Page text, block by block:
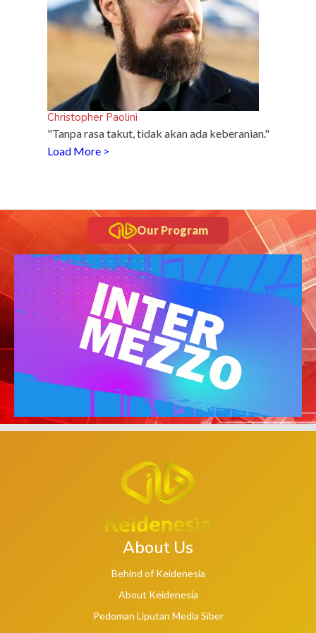
Christopher Paolini
"Tanpa rasa takut, tidak akan ada keberanian."
Load More >
Our Program
About Us
Behind of Keidenesia
About Keidenesia
Pedoman Liputan Media Siber